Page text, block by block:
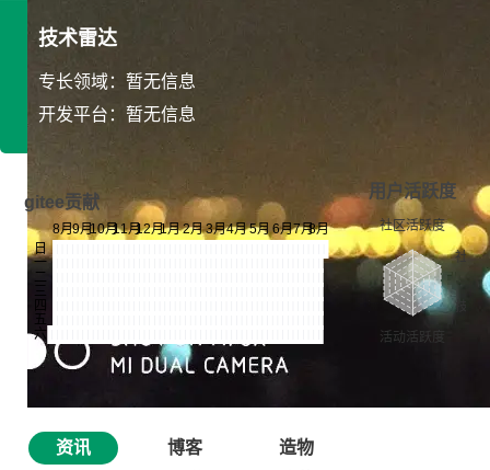
技术雷达
专长领域：暂无信息
开发平台：暂无信息
gitee贡献
用户活跃度
资讯 博客
造物